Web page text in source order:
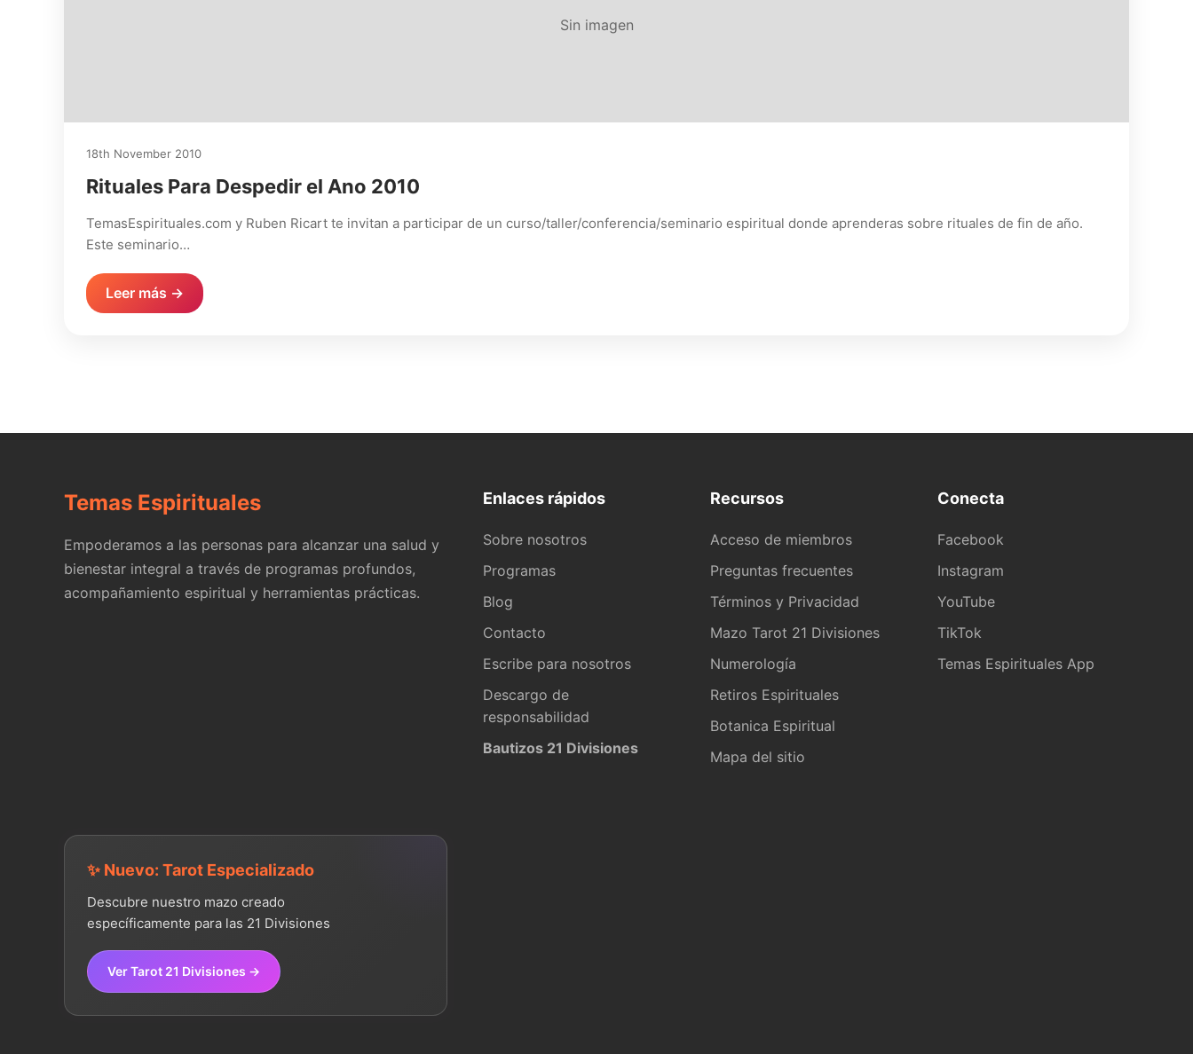
Sin imagen
18th November 2010
Rituales Para Despedir el Ano 2010
TemasEspirituales.com y Ruben Ricart te invitan a participar de un curso/taller/conferencia/seminario espiritual donde aprenderas sobre rituales de fin de año.
Este seminario…
Leer más →
Temas Espirituales
Empoderamos a las personas para alcanzar una salud y
bienestar integral a través de programas profundos,
acompañamiento espiritual y herramientas prácticas.
Enlaces rápidos
Sobre nosotros
Programas
Blog
Contacto
Escribe para nosotros
Descargo de
responsabilidad
Bautizos 21 Divisiones
Recursos
Acceso de miembros
Preguntas frecuentes
Términos y Privacidad
Mazo Tarot 21 Divisiones
Numerología
Retiros Espirituales
Botanica Espiritual
Mapa del sitio
Conecta
Facebook
Instagram
YouTube
TikTok
Temas Espirituales App
✨ Nuevo: Tarot Especializado
Descubre nuestro mazo creado
específicamente para las 21 Divisiones
Ver Tarot 21 Divisiones →